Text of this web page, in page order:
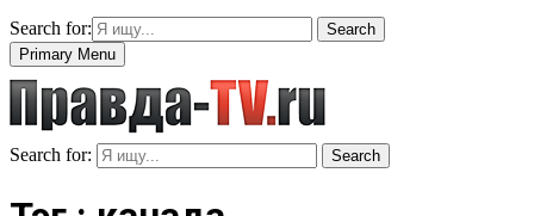
Search for:
Search
Primary Menu
Search for: Search